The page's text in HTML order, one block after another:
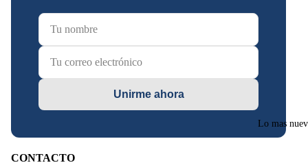
Lo mas
Unirme ahora
CONTACTO